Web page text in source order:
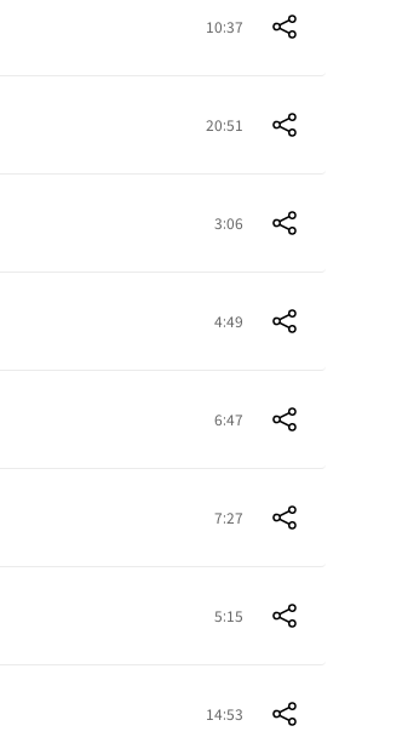
10:37
20:51
3:06
4:49
6:47
7:27
5:15
14:53